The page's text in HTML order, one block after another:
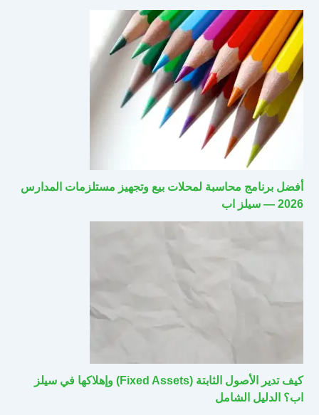
أفضل برنامج محاسبة لمحلات بيع وتجهيز مستلزمات المدارس
2026 — سيلز اب
كيف تدير الأصول الثابتة (Fixed Assets) وإهلاكها في سيلز
اب؟ الدليل الشامل